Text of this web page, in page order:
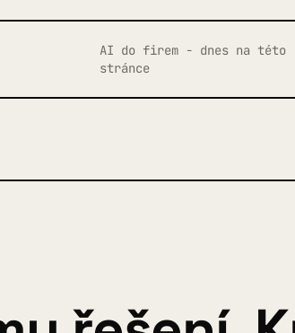
AI do firem - dnes na této
stránce